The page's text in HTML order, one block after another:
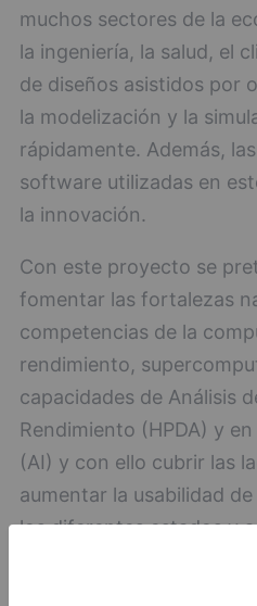
muchos sectores de la
la ingeniería, la salud, el
de diseños asistidos por
la modelización y la
rápidamente. Además,
software utilizadas en
la innovación.
Con este proyecto se
fomentar las fortalezas
competencias de la
rendimiento,
capacidades de Análisis
Rendimiento (HPDA) y
(AI) y con ello cubrir las
aumentar la usabilidad
los diferentes estados y